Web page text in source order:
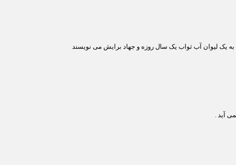
یک لیوان آب ثواب یک سال روزه و جهاد برایش می نویسند
آید .